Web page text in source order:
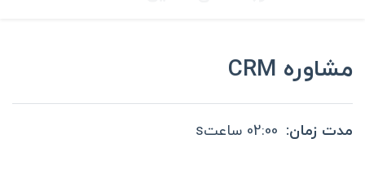
مشاوره CRM
مدت زمان: 02:00 ساعتs